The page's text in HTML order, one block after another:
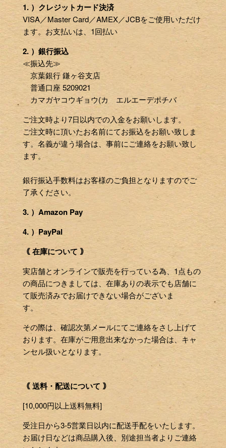
1. ）クレジットカード決済
VISA／Master Card／AMEX／JCBをご使用いただけ
ます。お支払いは、1回払い
2. ）銀行振込
≪振込先≫
京葉銀行 鎌ヶ谷支店
普通口座 5209021
カマガヤコウギョウ(カ エルエーデポチバ
ご注文時より7日以内での入金をお願いします。
ご注文時に頂いたお名前にてお振込をお願い致しま
す。名義が違う場合は、事前にご連絡をお願い致し
ます。
銀行振込手数料はお客様のご負担となりますのでご
了承ください。
3. ）Amazon Pay
4. ）PayPal
｟ 在庫について ｠
実店舗とオンラインで販売を行っている為、1点もの
の商品につきましては、在庫ありの表示でも店舗に
て販売済みでお届けできない場合がございま
す。
その際は、確認次第メールにてご連絡をさし上げて
おります。在庫がご用意出来なかった場合は、キャ
ンセル扱いとなります。
｟ 送料・配送について ｠
[10,000円以上送料無料]
受注日から3-5営業日以内に配送手配をいたします。
お届け日などは商品購入後、別途担当者よりご連絡